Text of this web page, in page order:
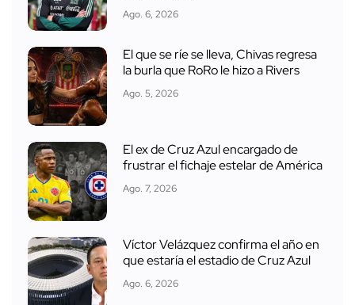
Ago. 6, 2026
El que se ríe se lleva, Chivas regresa
la burla que RoRo le hizo a Rivers
Ago. 5, 2026
El ex de Cruz Azul encargado de
frustrar el fichaje estelar de América
Ago. 7, 2026
Víctor Velázquez confirma el año en
que estaría el estadio de Cruz Azul
Ago. 6, 2026